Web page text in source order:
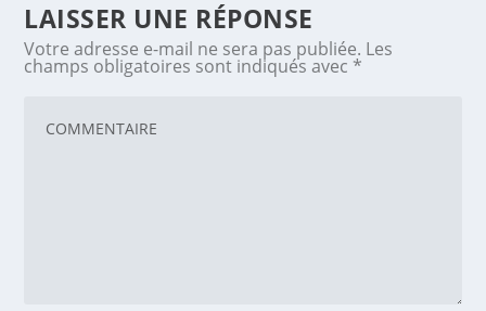
LAISSER UNE RÉPONSE
Votre adresse e-mail ne sera pas publiée. Les
champs obligatoires sont indiqués avec *